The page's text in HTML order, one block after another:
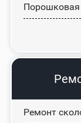
Порошковая
Ремонт